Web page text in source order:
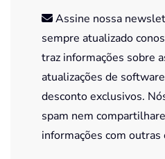
Assine nossa
sempre atualizado
traz informações sobre
atualizações de
desconto exclusivos.
spam nem
informações com outras